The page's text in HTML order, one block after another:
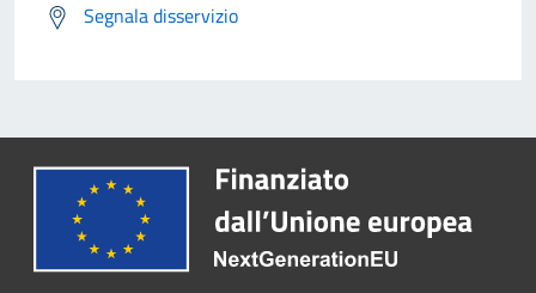
Segnala disservizio